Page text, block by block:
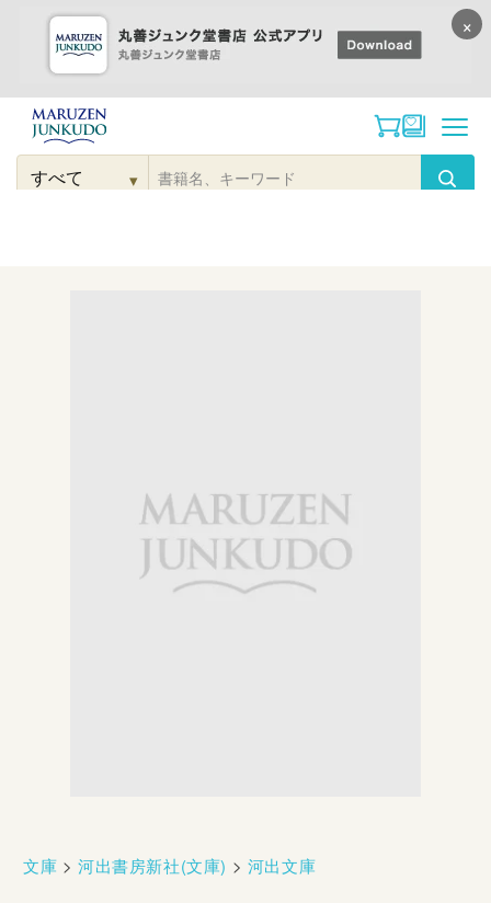
コンテンツに
進む
検
▾
文庫 >河出書房新社(文庫) > 河出文庫
×